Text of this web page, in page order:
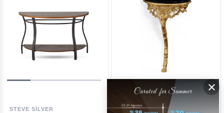
STEVE SILVER JONATHAN CHARLES
×